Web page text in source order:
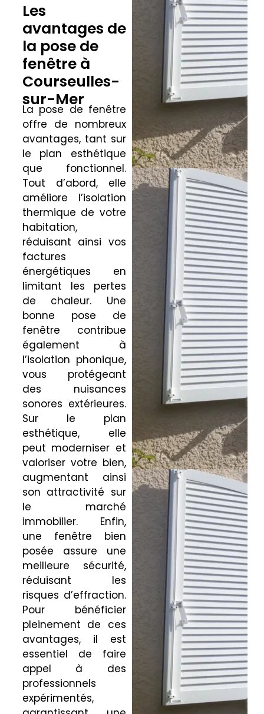
Les
avantages de
la pose de
fenêtre à
Courseulles-
sur-Mer
La pose de fenêtre
offre de nombreux
avantages, tant sur
le plan esthétique
que fonctionnel.
Tout d’abord, elle
améliore l’isolation
thermique de votre
habitation,
réduisant ainsi vos
factures
énergétiques en
limitant les pertes
de chaleur. Une
bonne pose de
fenêtre contribue
également à
l’isolation phonique,
vous protégeant
des nuisances
sonores extérieures.
Sur le plan
esthétique, elle
peut moderniser et
valoriser votre bien,
augmentant ainsi
son attractivité sur
le marché
immobilier. Enfin,
une fenêtre bien
posée assure une
meilleure sécurité,
réduisant les
risques d’effraction.
Pour bénéficier
pleinement de ces
avantages, il est
essentiel de faire
appel à des
professionnels
expérimentés,